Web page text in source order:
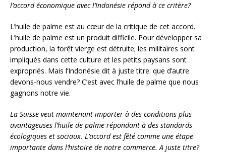
l’accord économique avec l’Indonésie répond à ce critère?
L’huile de palme est au cœur de la critique de cet accord.
L’huile de palme est un produit difficile. Pour développer sa
production, la forêt vierge est détruite; les militaires sont
impliqués dans cette culture et les petits paysans sont
expropriés. Mais l’Indonésie dit à juste titre: que d’autre
devons-nous vendre? C’est avec l’huile de palme que nous
gagnons notre vie.
La Suisse veut maintenant importer à des conditions plus
avantageuses l’huile de palme répondant à des standards
écologiques et sociaux. L’accord est fêté comme une étape
importante dans l’histoire de notre commerce. A juste titre?